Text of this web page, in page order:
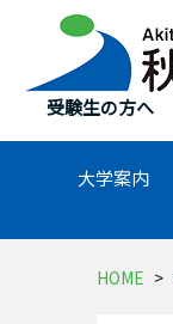
受験生の方へ
大学案内
HOME